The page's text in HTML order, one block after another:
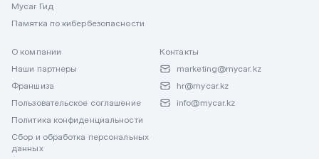
Mycar Гид
Памятка по кибербезопасности
О компании
Наши партнеры
Франшиза
Пользовательское соглашение
Политика конфиденциальности
Сбор и обработка персональных
данных
Контакты
marketing@mycar.kz
hr@mycar.kz
info@mycar.kz